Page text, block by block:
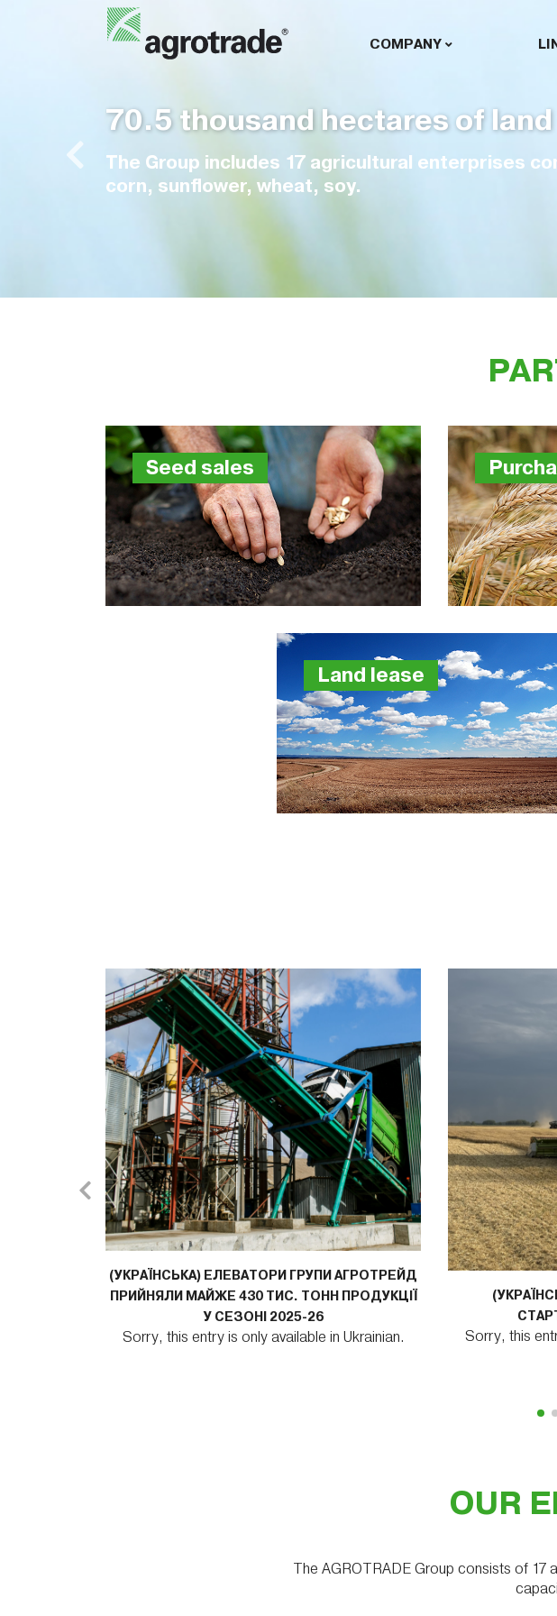
COMPANY
570,000 tons of
The group owns nine elevators in Chernihiv,
Seed sales
Land lease
(УКРАЇНСЬКА) ЕЛЕВАТОРИ ГРУПИ АГРОТРЕЙД
ПРИЙНЯЛИ МАЙЖЕ 430 ТИС. ТОНН ПРОДУКЦІЇ
У СЕЗОНІ 2025-26
Sorry, this entry is only available in Ukrainian. Sorry, this
OUR
The AGROTRADE Group consists of 17